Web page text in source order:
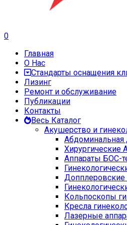
0
Главная
О Нас
Стандарты оснащения
Лизинг
Ремонт и обслуживание
Публикации
Контакты
Весь Каталог
Акушерство и
Абдоминальная
Хирургические
Аппараты БОС-
Допплеровские
Кольпоскопы
Кресла
Лазерные